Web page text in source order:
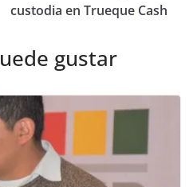
custodia en Trueque Cash
gustar